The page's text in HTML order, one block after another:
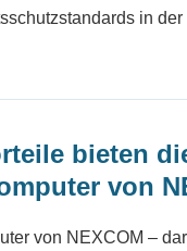
in der
bieten
von
von NEXCOM –